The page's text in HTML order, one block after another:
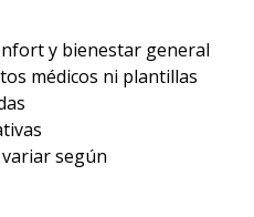
y bienestar general
médicos ni plantillas
según